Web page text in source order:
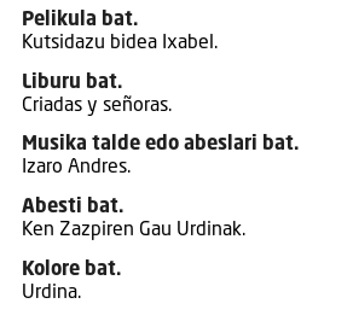
Pelikula bat.
Kutsidazu bidea Ixabel.
Liburu bat.
Criadas y señoras.
Musika talde edo abeslari bat.
Izaro Andres.
Abesti bat.
Ken Zazpiren Gau Urdinak.
Kolore bat.
Urdina.